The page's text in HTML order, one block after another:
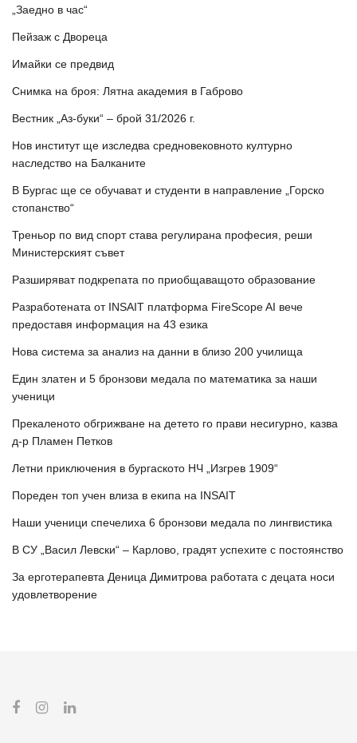
„Заедно в час“
Пейзаж с Двореца
Имайки се предвид
Снимка на броя: Лятна академия в Габрово
Вестник „Аз-буки“ – брой 31/2026 г.
Нов институт ще изследва средновековното културно
наследство на Балканите
В Бургас ще се обучават и студенти в направление „Горско
стопанство“
Треньор по вид спорт става регулирана професия, реши
Министерският съвет
Разширяват подкрепата по приобщаващото образование
Разработената от INSAIT платформа FireScope AI вече
предоставя информация на 43 езика
Нова система за анализ на данни в близо 200 училища
Един златен и 5 бронзови медала по математика за наши
ученици
Прекаленото обгрижване на детето го прави несигурно, казва
д-р Пламен Петков
Летни приключения в бургаското НЧ „Изгрев 1909“
Пореден топ учен влиза в екипа на INSAIT
Наши ученици спечелиха 6 бронзови медала по лингвистика
В СУ „Васил Левски“ – Карлово, градят успехите с постоянство
За ерготерапевта Деница Димитрова работата с децата носи
удовлетворение